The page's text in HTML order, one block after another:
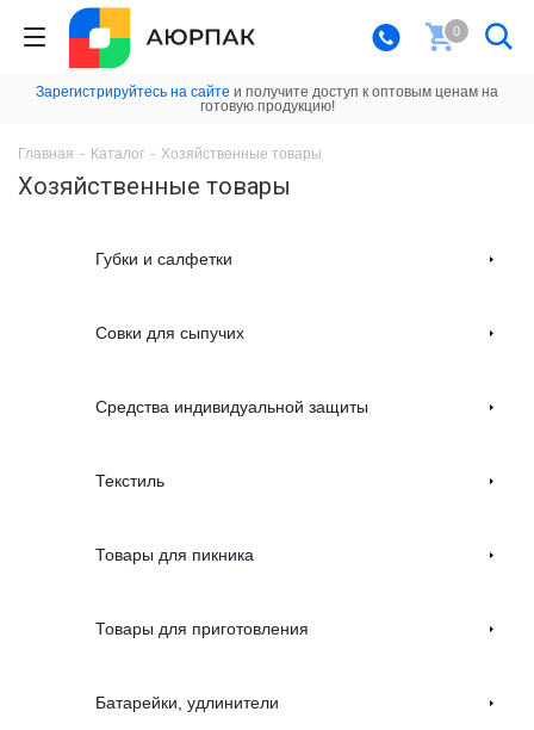
0
Зарегистрируйтесь на сайте и получите доступ к оптовым ценам на
готовую продукцию!
Главная - Каталог - Хозяйственные товары
Хозяйственные товары
Губки и салфетки
Совки для сыпучих
Средства индивидуальной защиты
Текстиль
Товары для пикника
Товары для приготовления
Батарейки, удлинители